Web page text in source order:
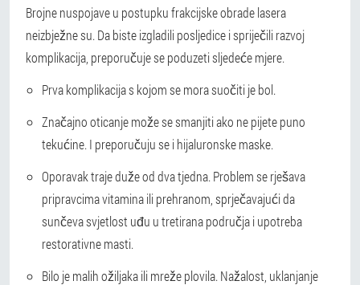
Brojne nuspojave u postupku frakcijske obrade lasera
neizbježne su. Da biste izgladili posljedice i spriječili razvoj
komplikacija, preporučuje se poduzeti sljedeće mjere.
Prva komplikacija s kojom se mora suočiti je bol.
Značajno oticanje može se smanjiti ako ne pijete puno
tekućine. I preporučuju se i hijaluronske maske.
Oporavak traje duže od dva tjedna. Problem se rješava
pripravcima vitamina ili prehranom, sprječavajući da
sunčeva svjetlost uđu u tretirana područja i upotreba
restorativne masti.
Bilo je malih ožiljaka ili mreže plovila. Nažalost, uklanjanje